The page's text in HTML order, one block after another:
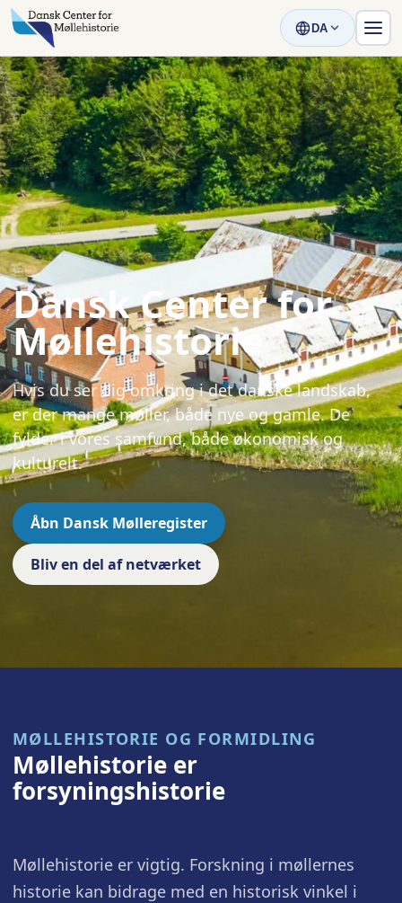
DA
Dansk Center for
Møllehistorie
Hvis du ser dig omkring i det danske landskab,
er der mange møller, både nye og gamle. De
fylder i vores samfund, både økonomisk og
kulturelt.
Åbn Dansk Mølleregister
Bliv en del af netværket
MØLLEHISTORIE OG FORMIDLING
Møllehistorie er
forsyningshistorie
Møllehistorie er vigtig. Forskning i møllernes
historie kan bidrage med en historisk vinkel i